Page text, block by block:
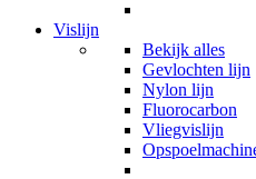
Vislijn
Bekijk alles
Gevlochten lijn
Nylon lijn
Fluorocarbon
Vliegvislijn